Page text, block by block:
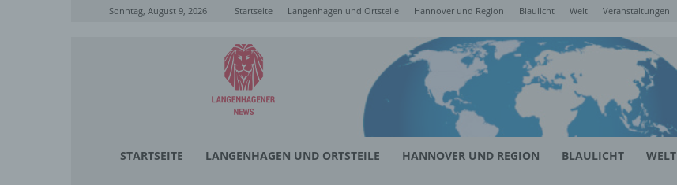
Sonntag, August 9, 2026 Startseite Langenhagen und Ortsteile Hannover und Region Blaulicht Welt Veranstaltungen
Langenhagener
News
STARTSEITE LANGENHAGEN UND ORTSTEILE HANNOVER UND REGION BLAULICHT WELT